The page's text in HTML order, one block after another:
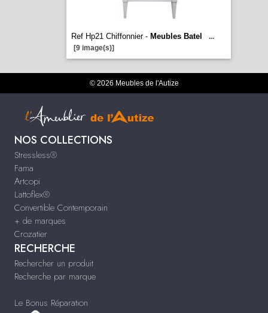
Ref Hp21 Chiffonnier - Meubles Batel
...
[9 image(s)]
© 2026 Meubles de l'Autize
NOS COLLECTIONS
Stressless®
Fama
Artcopi
Lattoflex®
Convertible Contemporain
+ de marques
Crozatier
RECHERCHE
Rechercher un produit
Recherche par marque
Le Bonus Réparation